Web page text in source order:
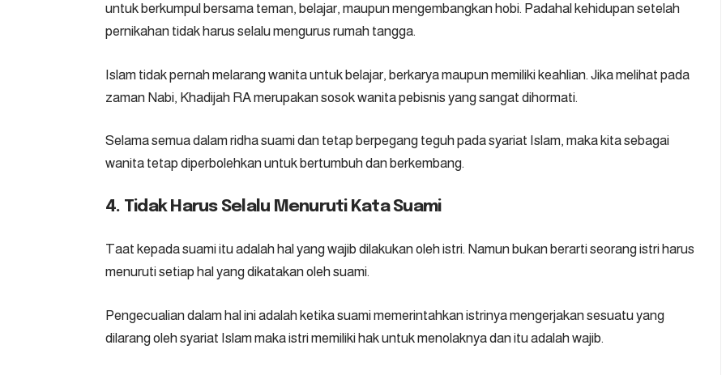
untuk berkumpul bersama teman, belajar, maupun mengembangkan hobi. Padahal kehidupan setelah
pernikahan tidak harus selalu mengurus rumah tangga.
Islam tidak pernah melarang wanita untuk belajar, berkarya maupun memiliki keahlian. Jika melihat pada
zaman Nabi, Khadijah RA merupakan sosok wanita pebisnis yang sangat dihormati.
Selama semua dalam ridha suami dan tetap berpegang teguh pada syariat Islam, maka kita sebagai
wanita tetap diperbolehkan untuk bertumbuh dan berkembang.
4. Tidak Harus Selalu Menuruti Kata Suami
Taat kepada suami itu adalah hal yang wajib dilakukan oleh istri. Namun bukan berarti seorang istri harus
menuruti setiap hal yang dikatakan oleh suami.
Pengecualian dalam hal ini adalah ketika suami memerintahkan istrinya mengerjakan sesuatu yang
dilarang oleh syariat Islam maka istri memiliki hak untuk menolaknya dan itu adalah wajib.